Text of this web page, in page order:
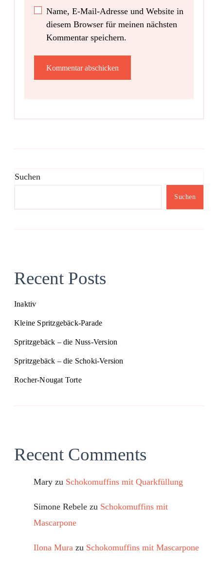
Name, E-Mail-Adresse und Website in
diesem Browser für meinen nächsten
Kommentar speichern.
Suchen
Suchen
Recent Posts
Inaktiv
Kleine Spritzgebäck-Parade
Spritzgebäck – die Nuss-Version
Spritzgebäck – die Schoki-Version
Rocher-Nougat Torte
Recent Comments
Mary zu Schokomuffins mit Quarkfüllung
Simone Rebele zu Schokomuffins mit
Mascarpone
Ilona Mura zu Schokomuffins mit Mascarpone